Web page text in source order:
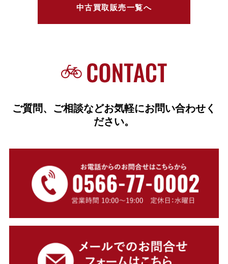
中古買取販売一覧へ
ご質問、ご相談などお気軽にお問い合わせく
ださい。